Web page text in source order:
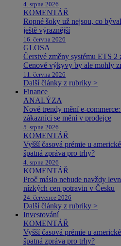
4. srpna 2026
KOMENTÁŘ
Ropné šoky už nejsou, co
ještě výraznější
16. června 2026
GLOSA
Čerstvé změny systému ETS 2
Cenové výkyvy by ale mohly
11. června 2026
Další články z rubriky >
Finance
ANALÝZA
Nové trendy mění e-
zákazníci se mění v prodejce
5. srpna 2026
KOMENTÁŘ
Vyšší časová prémie u
špatná zpráva pro trhy?
4. srpna 2026
KOMENTÁŘ
Proč máslo nebude navždy
nízkých cen potravin v Česku
24. července 2026
Další články z rubriky >
Investování
KOMENTÁŘ
Vyšší časová prémie u
špatná zpráva pro trhy?